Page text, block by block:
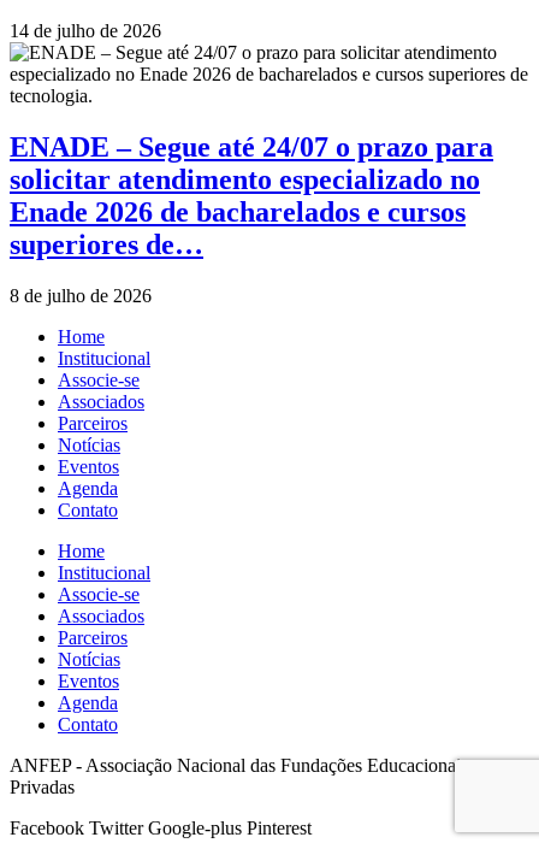
14 de julho de 2026
ENADE – Segue até 24/07 o prazo para
solicitar atendimento especializado no
Enade 2026 de bacharelados e cursos
superiores de…
8 de julho de 2026
Home
Institucional
Associe-se
Associados
Parceiros
Notícias
Eventos
Agenda
Contato
Home
Institucional
Associe-se
Associados
Parceiros
Notícias
Eventos
Agenda
Contato
ANFEP - Associação Nacional das Fundações Educacionais
Privadas
Facebook Twitter Google-plus Pinterest